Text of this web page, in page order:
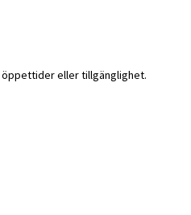
öppettider eller tillgänglighet.